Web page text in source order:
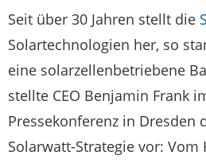
Seit über 30 Jahren stellt die
Solartechnologien her, so
eine solarzellenbetriebene
stellte CEO Benjamin Frank
Pressekonferenz in Dresden
Solarwatt-Strategie vor: Vom